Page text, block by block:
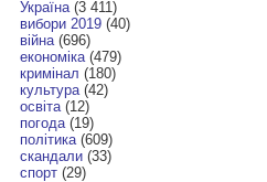
Україна(3 411)
вибори 2019(40)
війна(696)
економіка(479)
кримінал (180)
культура(42)
освіта(12)
погода(19)
політика(609)
скандали(33)
спорт(29)